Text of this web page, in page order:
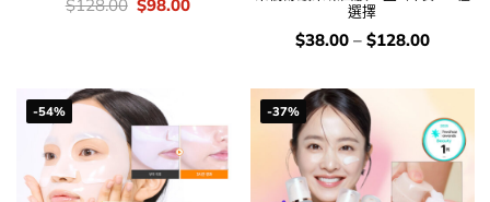
錢：
$128.00
price
$98.00
選擇
價
錢：
$38.00– $128.00
-54% -37%